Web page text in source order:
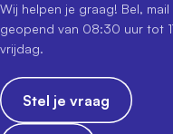
Wij helpen je graag! Bel,
geopend van 08:30 uur tot
vrijdag.
Stel je vraag